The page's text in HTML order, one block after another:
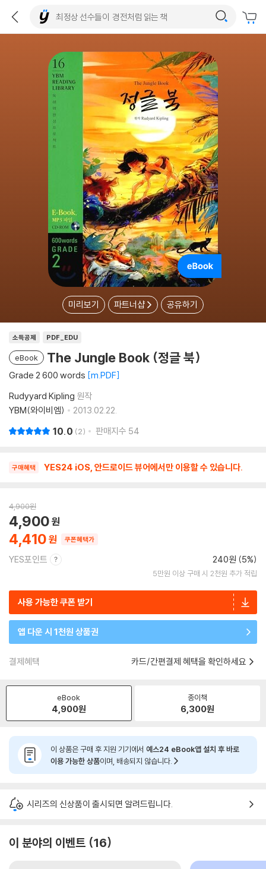
미리보기 파트너샵 공유하기
소득공제 PDF_EDU
eBook The Jungle Book (정글 북)
Grade 2 600 words m.PDF
Rudyyard Kipling 원작
YBM(와이비엠)
2013.02.22.
10.0 2 판매지수 54
구매혜택 YES24 iOS, 안드로이드 뷰어에서만 이용할 수 있습니다.
4,900원
4,410
4,900
쿠폰혜택가
YES포인트 240원 (5%)
5만원 이상 구매 시 2천원 추가 적립
사용 가능한 쿠폰 받기
앱 다운 시 1천원 상품권
결제혜택 카드/간편결제 혜택을 확인하세요
eBook
4,900원
종이책
6,300원
이 상품은 구매 후 지원 기기에서 예스24 eBook앱 설치 후 바로
이용 가능한 상품이며, 배송되지 않습니다.
시리즈의 신상품이 출시되면 알려드립니다.
이 분야의 이벤트 16